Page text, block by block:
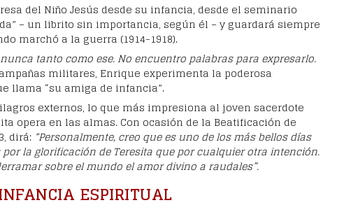
del Niño Jesús desde su infancia, desde el seminario
– un librito sin importancia, según él – y guardará siempre
marchó a la guerra (1914-1918).
tanto como ese. No encuentro palabras para expresarlo.
militares, Enrique experimenta la poderosa
llama “su amiga de infancia”.
externos, lo que más impresiona al joven sacerdote
opera en las almas. Con ocasión de la Beatificación de
dirá: “Personalmente, creo que es uno de los más bellos días
la glorificación de Teresita que por cualquier otra intención.
sobre el mundo el amor divino a raudales”.
ESPIRITUAL